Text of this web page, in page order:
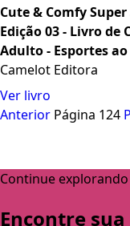
Cute & Comfy Super
Edição 03 - Livro de
Adulto - Esportes
Livre - Acompanha 1
Caneta
Camelot Editora
Ver livro
Anterior Página 124
Continue explorando
Encontre